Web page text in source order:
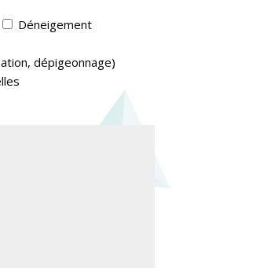
Déneigement
dépigeonnage)